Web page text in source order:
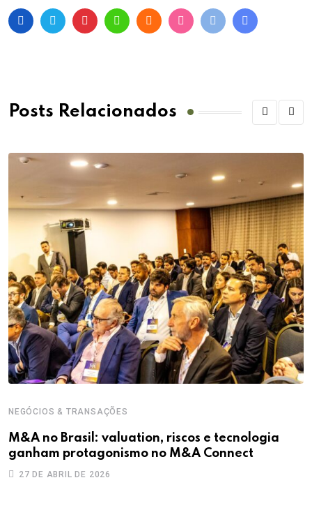
Posts Relacionados
NEGÓCIOS & TRANSAÇÕES
M&A no Brasil: valuation, riscos e tecnologia
ganham protagonismo no M&A Connect
27 DE ABRIL DE 2026